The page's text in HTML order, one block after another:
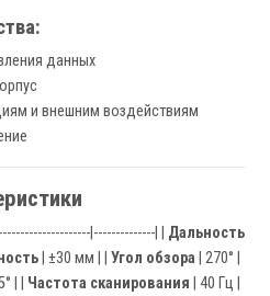
данных
и внешним воздействиям
|--------------| | Дальность
| ±30 мм | | Угол обзора | 270° |
| | Частота сканирования | 40 Гц |